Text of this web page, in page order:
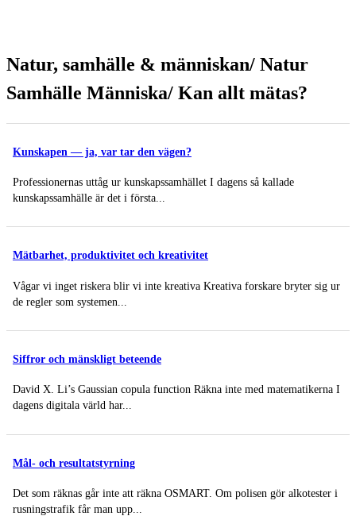
Natur, samhälle & människan/ Natur
Samhälle Människa/ Kan allt mätas?
Kunskapen — ja, var tar den vägen?
Professionernas uttåg ur kunskapssamhället I dagens så kallade
kunskapssamhälle är det i första...
Mätbarhet, produktivitet och kreativitet
Vågar vi inget riskera blir vi inte kreativa Kreativa forskare bryter sig ur
de regler som systemen...
Siffror och mänskligt beteende
David X. Li’s Gaussian copula function Räkna inte med matematikerna I
dagens digitala värld har...
Mål- och resultatstyrning
Det som räknas går inte att räkna OSMART. Om polisen gör alkotester i
rusningstrafik får man upp...